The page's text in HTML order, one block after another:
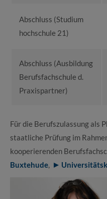
Abschluss (Studium
hochschule 21)
Abschluss (Ausbildung
Berufsfachschule d.
Praxispartner)
Für die Berufszulassung als
staatliche Prüfung im
kooperierenden
Buxtehude,